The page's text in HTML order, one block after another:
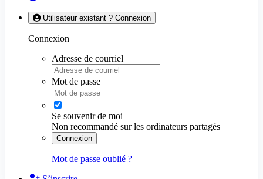
Utilisateur existant ? Connexion
Connexion
Adresse de courriel
Mot de passe
Se souvenir de moi
Non recommandé sur les ordinateurs partagés
Connexion
Mot de passe oublié ?